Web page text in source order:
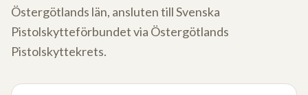
Östergötlands län, ansluten till Svenska
Pistolskytteförbundet via Östergötlands
Pistolskyttekrets.